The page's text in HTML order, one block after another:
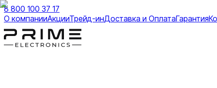
8 800 100 37 17
О компанииАкцииТрейд-инДоставка и ОплатаГарантия